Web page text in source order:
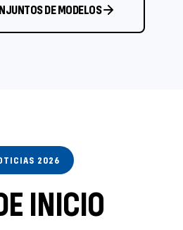
DE MODELOS
2026
INICIO